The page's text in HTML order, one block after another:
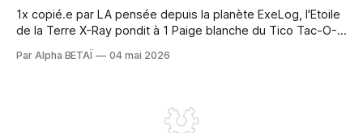
1x copié.e par LA pensée depuis la planète ExeLog, l'Etoile
de la Terre X-Ray pondit à 1 Paige blanche du Tico Tac-O-
Tac comme 1 sage-femme au.x carnet.s Rose ou bleu.s.
Les Paige jaunes en sont resté.e.s sans voi.e/x sans issue
Par Alpha BETAÏ 04 mai 2026